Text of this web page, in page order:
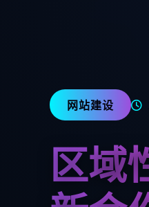
网站建设
区域